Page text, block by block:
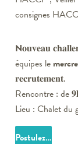
consignes
N𝐨𝐮𝐯𝐞𝐚𝐮
équipes le
𝐫𝐞𝐜𝐫𝐮𝐭𝐞𝐦𝐞𝐧𝐭.
Rencontre : de
Lieu : Chalet du
Postulez…